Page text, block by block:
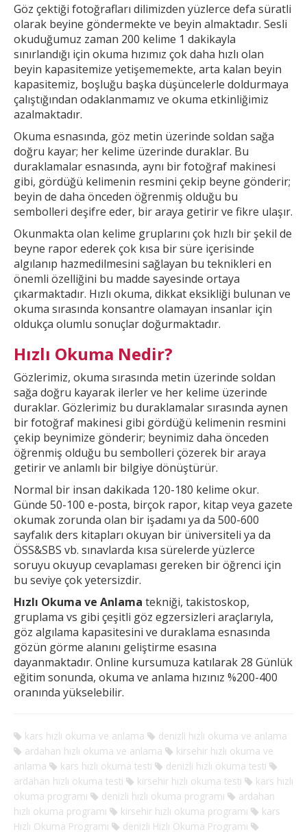
Göz çektiği fotoğrafları dilimizden yüzlerce defa süratli
olarak beyine göndermekte ve beyin almaktadır. Sesli
okuduğumuz zaman 200 kelime 1 dakikayla
sınırlandığı için okuma hızımız çok daha hızlı olan
beyin kapasitemize yetişememekte, arta kalan beyin
kapasitemiz, boşluğu başka düşüncelerle doldurmaya
çalıştığından odaklanmamız ve okuma etkinliğimiz
azalmaktadır.
Okuma esnasında, göz metin üzerinde soldan sağa
doğru kayar; her kelime üzerinde duraklar. Bu
duraklamalar esnasında, aynı bir fotoğraf makinesi
gibi, gördüğü kelimenin resmini çekip beyne gönderir;
beyin de daha önceden öğrenmiş olduğu bu
sembolleri deşifre eder, bir araya getirir ve fikre ulaşır.
Okunmakta olan kelime gruplarını çok hızlı bir şekil de
beyne rapor ederek çok kısa bir süre içerisinde
algılanıp hazmedilmesini sağlayan bu teknikleri en
önemli özelliğini bu madde sayesinde ortaya
çıkarmaktadır. Hızlı okuma, dikkateksikliği bulunan ve
okuma sırasında konsantre olamayan insanlar için
oldukça olumlu sonuçlar doğurmaktadır.
Hızlı Okuma Nedir?
Gözlerimiz, okuma sırasında metin üzerinde soldan
sağa doğru kayarak ilerler ve her kelime üzerinde
duraklar. Gözlerimiz bu duraklamalar sırasında aynen
bir fotoğraf makinesi gibi gördüğü kelimenin resmini
çekip beynimize gönderir; beynimiz daha önceden
öğrenmiş olduğu bu sembolleri çözerek bir araya
getirir ve anlamlı bir bilgiye dönüştürür.
Normal bir insan dakikada 120-180 kelime okur.
Günde 50-100 e-posta, birçok rapor, kitap veya gazete
okumak zorunda olan bir işadamı ya da 500-600
sayfalık ders kitapları okuyan bir üniversiteli ya da
ÖSS&SBS vb. sınavlarda kısa sürelerde yüzlerce
soruyu okuyup cevaplaması gereken bir öğrenci için
bu seviye çok yetersizdir.
Hızlı Okuma ve Anlama tekniği, takistoskop,
gruplama vs gibi çeşitli göz egzersizleri araçlarıyla,
göz algılama kapasitesini ve duraklama esnasında
gözün görme alanını geliştirme esasına
dayanmaktadır. Online kursumuza katılarak 28 Günlük
eğitim sonunda, okuma ve anlama hızınız %200-400
oranında yükselebilir.
kars hızlı okuma ve anlama
denizli hızlı okuma ve anlama
ardahan hızlı okuma ve anlama
kirsehir hızlı okuma ve
anlama
kars hızlı okuma testi
denizli hızlı okuma testi
ardahan hızlı okuma testi
kirsehir hızlı okuma testi
kars hızlı
okuma programı
denizli hızlı okuma programı
ardahan
hızlı okuma programı
kirsehir hızlı okuma programı
kars
Hızlı Okuma Programı
denizli Hızlı Okuma Programı